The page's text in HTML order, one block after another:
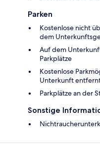
Parken
Kostenlose nicht
dem
Auf dem
Parkplätze
Kostenlose
Unterkunft
Parkplätze an der
Sonstige